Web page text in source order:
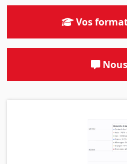
Vos